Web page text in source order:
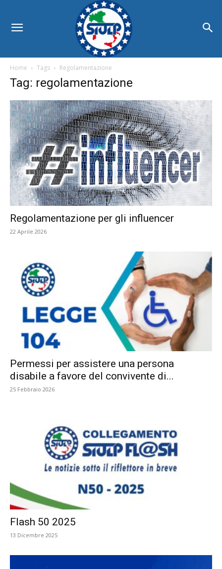
Home Tags Regolamentazione
Tag: regolamentazione
Regolamentazione per gli influencer
22 Aprile 2026
Permessi per assistere una persona
disabile a favore del convivente di...
25 Febbraio 2026
Flash 50 2025
13 Dicembre 2025